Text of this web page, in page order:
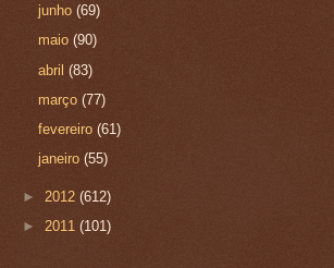
junho(69)
maio(90)
abril(83)
março(77)
fevereiro(61)
janeiro(55)
► 2012 (612)
► 2011 (101)